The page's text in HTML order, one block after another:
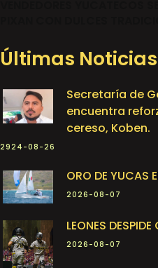
Últimas Noticias
Secretaría de
encuentra
cereso, Koben.
2924-08-26
ORO DE YUCAS
2026-08-07
LEONES
2026-08-07